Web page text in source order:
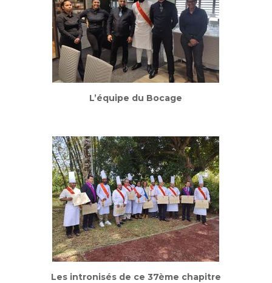
L’équipe du Bocage
Les intronisés de ce 37ème chapitre